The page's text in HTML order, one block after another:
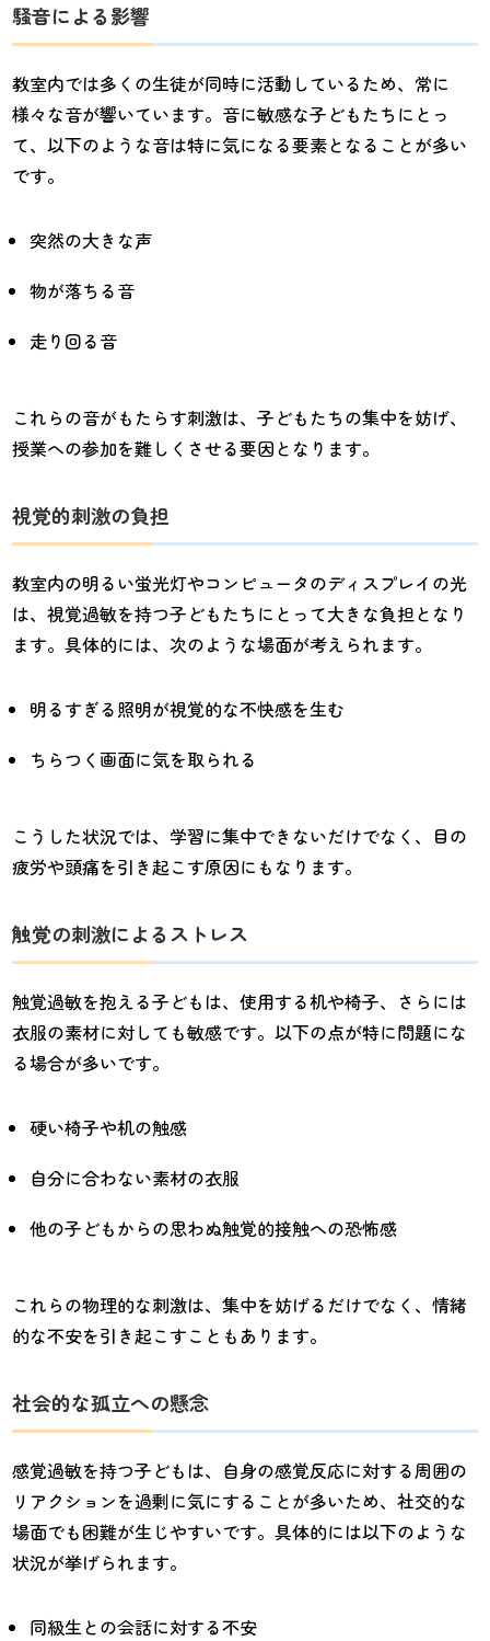
騒音による影響
教室内では多くの生徒が同時に活動しているため、常に
様々な音が響いています。音に敏感な子どもたちにとっ
て、以下のような音は特に気になる要素となることが多い
です。
突然の大きな声
物が落ちる音
走り回る音
これらの音がもたらす刺激は、子どもたちの集中を妨げ、
授業への参加を難しくさせる要因となります。
視覚的刺激の負担
教室内の明るい蛍光灯やコンピュータのディスプレイの光
は、視覚過敏を持つ子どもたちにとって大きな負担となり
ます。具体的には、次のような場面が考えられます。
明るすぎる照明が視覚的な不快感を生む
ちらつく画面に気を取られる
こうした状況では、学習に集中できないだけでなく、目の
疲労や頭痛を引き起こす原因にもなります。
触覚の刺激によるストレス
触覚過敏を抱える子どもは、使用する机や椅子、さらには
衣服の素材に対しても敏感です。以下の点が特に問題にな
る場合が多いです。
硬い椅子や机の触感
自分に合わない素材の衣服
他の子どもからの思わぬ触覚的接触への恐怖感
これらの物理的な刺激は、集中を妨げるだけでなく、情緒
的な不安を引き起こすこともあります。
社会的な孤立への懸念
感覚過敏を持つ子どもは、自身の感覚反応に対する周囲の
リアクションを過剰に気にすることが多いため、社交的な
場面でも困難が生じやすいです。具体的には以下のような
状況が挙げられます。
同級生との会話に対する不安